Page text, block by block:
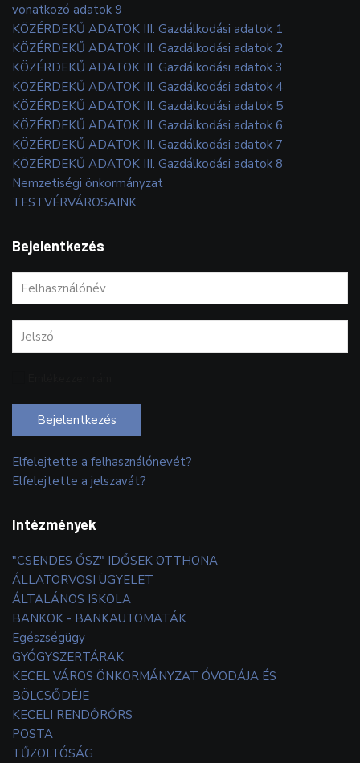
vonatkozó adatok 9
KÖZÉRDEKŰ ADATOK III. Gazdálkodási adatok 1
KÖZÉRDEKŰ ADATOK III. Gazdálkodási adatok 2
KÖZÉRDEKŰ ADATOK III. Gazdálkodási adatok 3
KÖZÉRDEKŰ ADATOK III. Gazdálkodási adatok 4
KÖZÉRDEKŰ ADATOK III. Gazdálkodási adatok 5
KÖZÉRDEKŰ ADATOK III. Gazdálkodási adatok 6
KÖZÉRDEKŰ ADATOK III. Gazdálkodási adatok 7
KÖZÉRDEKŰ ADATOK III. Gazdálkodási adatok 8
Nemzetiségi önkormányzat
TESTVÉRVÁROSAINK
Bejelentkezés
Bejelentkezés
Elfelejtette a felhasználónevét?
Elfelejtette a jelszavát?
Intézmények
"CSENDES ŐSZ" IDŐSEK OTTHONA
ÁLLATORVOSI ÜGYELET
ÁLTALÁNOS ISKOLA
BANKOK - BANKAUTOMATÁK
Egészségügy
GYÓGYSZERTÁRAK
KECEL VÁROS ÖNKORMÁNYZAT ÓVODÁJA ÉS
BÖLCSŐDÉJE
KECELI RENDŐRŐRS
POSTA
TŰZOLTÓSÁG